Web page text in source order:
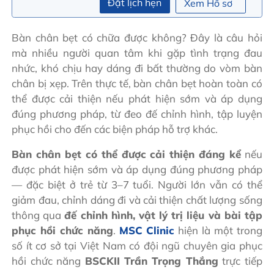
Đặt lịch hẹn Xem Hồ sơ
Bàn chân bẹt có chữa được không? Đây là câu hỏi
mà nhiều người quan tâm khi gặp tình trạng đau
nhức, khó chịu hay dáng đi bất thường do vòm bàn
chân bị xẹp. Trên thực tế, bàn chân bẹt hoàn toàn có
thể được cải thiện nếu phát hiện sớm và áp dụng
đúng phương pháp, từ đeo đế chỉnh hình, tập luyện
phục hồi cho đến các biện pháp hỗ trợ khác.
Bàn chân bẹt có thể được cải thiện đáng kể nếu
được phát hiện sớm và áp dụng đúng phương pháp
— đặc biệt ở trẻ từ 3–7 tuổi. Người lớn vẫn có thể
giảm đau, chỉnh dáng đi và cải thiện chất lượng sống
thông quađế chỉnh hình, vật lý trị liệu và bài tập
phục hồi chức năng. MSC Clinic hiện là một trong
số ít cơ sở tại Việt Nam có đội ngũ chuyên gia phục
hồi chức năng BSCKII Trần Trọng Thắng trực tiếp